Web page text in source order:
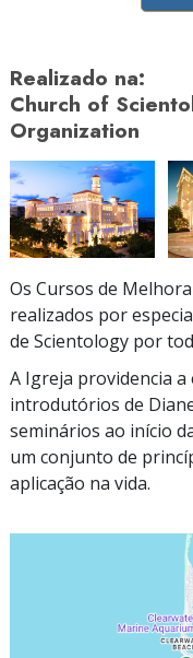
Realizado na:
Church of
Organization
Os Cursos de
realizados por
de Scientology por
A Igreja providencia
introdutórios de
seminários ao início
um conjunto de
aplicação na vida.